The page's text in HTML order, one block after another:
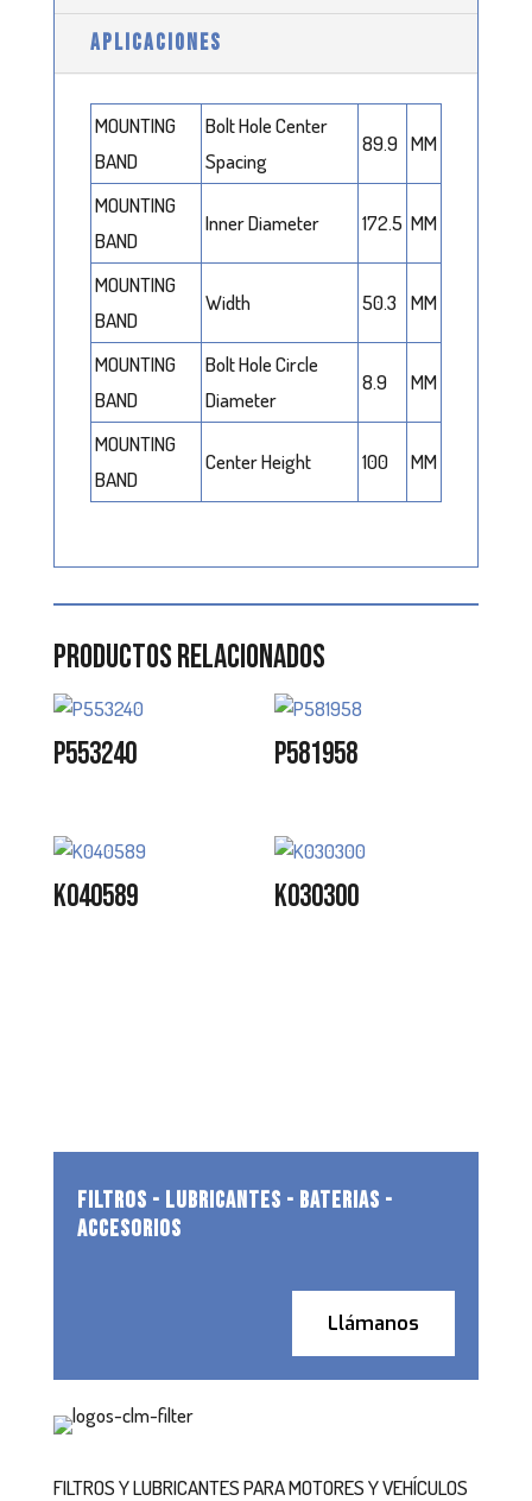
APLICACIONES
MOUNTING
BAND
Bolt Hole Center
Spacing
89.9 MM
MOUNTING
BAND
Inner Diameter 172.5 MM
MOUNTING
BAND
Width 50.3 MM
MOUNTING
BAND
Bolt Hole Circle
Diameter
8.9 MM
MOUNTING
BAND
Center Height 100 MM
Productos relacionados
P553240 P581958
K040589 K030300
FILTROS - LUBRICANTES - BATERIAS -
ACCESORIOS
Llámanos
FILTROS Y LUBRICANTES PARA MOTORES Y VEHÍCULOS